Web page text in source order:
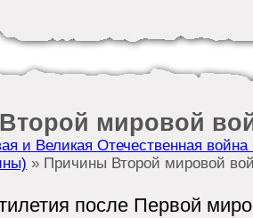
мировой
и Великая Отечественная
» Причины Второй мировой
после Первой